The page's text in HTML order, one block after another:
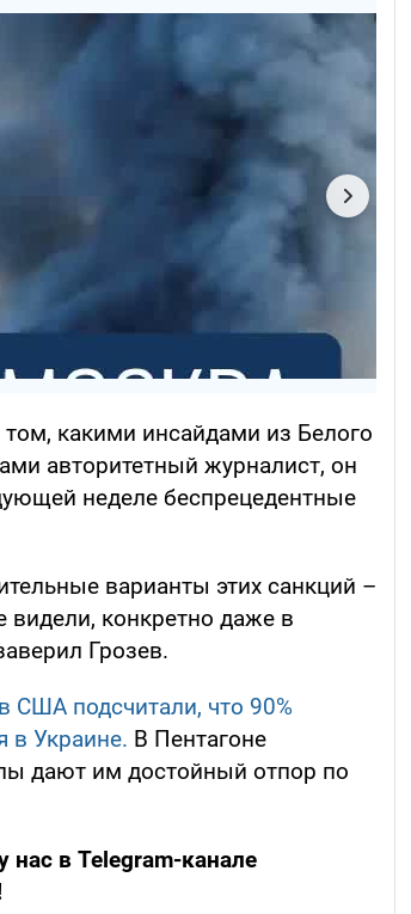
какими инсайдами из Белого
авторитетный журналист, он
неделе беспрецедентные
варианты этих санкций –
видели, конкретно даже в
Грозев.
в США подсчитали, что 90%
в Украине. В Пентагоне
дают им достойный отпор по
в Telegram-канале